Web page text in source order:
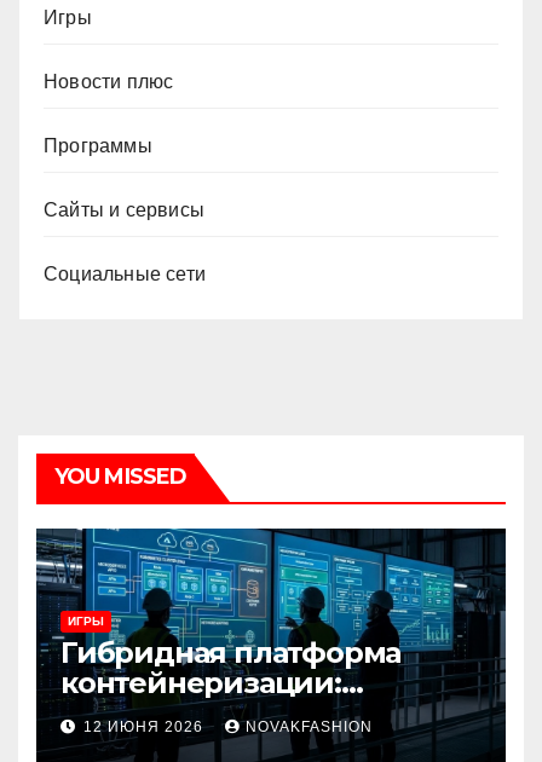
Игры
Новости плюс
Программы
Сайты и сервисы
Социальные сети
YOU MISSED
ИГРЫ
Гибридная платформа
контейнеризации:
архитектура, особенности
и сценарии использования
12 ИЮНЯ 2026 NOVAKFASHION